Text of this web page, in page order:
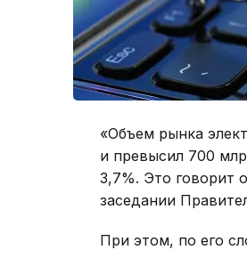
«Объем рынка
и превысил 700
3,7%. Это говорит
заседании
При этом, по его